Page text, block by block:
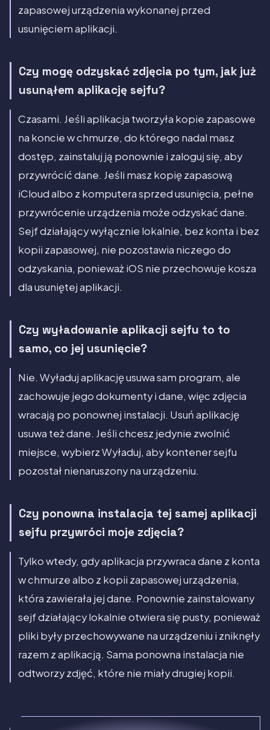
zapasowej urządzenia wykonanej przed
usunięciem aplikacji.
Czy mogę odzyskać zdjęcia po tym, jak już
usunąłem aplikację sejfu?
Czasami. Jeśli aplikacja tworzyła kopie zapasowe
na koncie w chmurze, do którego nadal masz
dostęp, zainstaluj ją ponownie i zaloguj się, aby
przywrócić dane. Jeśli masz kopię zapasową
iCloud albo z komputera sprzed usunięcia, pełne
przywrócenie urządzenia może odzyskać dane.
Sejf działający wyłącznie lokalnie, bez konta i bez
kopii zapasowej, nie pozostawia niczego do
odzyskania, ponieważ iOS nie przechowuje kosza
dla usuniętej aplikacji.
Czy wyładowanie aplikacji sejfu to to
samo, co jej usunięcie?
Nie. Wyładuj aplikację usuwa sam program, ale
zachowuje jego dokumenty i dane, więc zdjęcia
wracają po ponownej instalacji. Usuń aplikację
usuwa też dane. Jeśli chcesz jedynie zwolnić
miejsce, wybierz Wyładuj, aby kontener sejfu
pozostał nienaruszony na urządzeniu.
Czy ponowna instalacja tej samej aplikacji
sejfu przywróci moje zdjęcia?
Tylko wtedy, gdy aplikacja przywraca dane z konta
w chmurze albo z kopii zapasowej urządzenia,
która zawierała jej dane. Ponownie zainstalowany
sejf działający lokalnie otwiera się pusty, ponieważ
pliki były przechowywane na urządzeniu i zniknęły
razem z aplikacją. Sama ponowna instalacja nie
odtworzy zdjęć, które nie miały drugiej kopii.